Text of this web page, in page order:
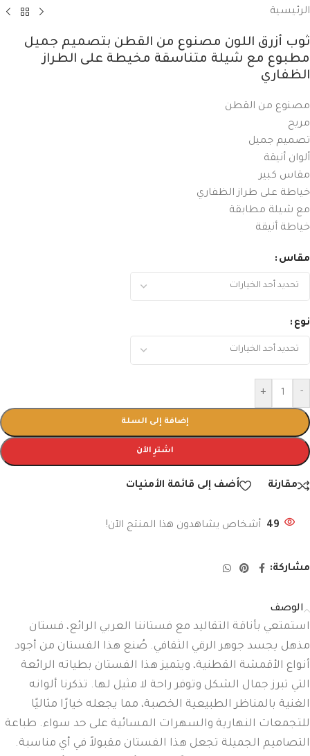
الرئيسية
ثوب أزرق اللون مصنوع من القطن بتصميم جميل
مطبوع مع شيلة متناسقة مخيطة على الطراز
الظفاري
مصنوع من القطن
مريح
تصميم جميل
ألوان أنيقة
مقاس كبير
خياطة على طراز الظفاري
مع شيلة مطابقة
خياطة أنيقة
مقاس
نوع
-
+
إضافة إلى السلة
اشترِ الآن
مقارنة أضف إلى قائمة الأمنيات
49 أشخاص يشاهدون هذا المنتج الآن!
مشاركة:
الوصف
استمتعي بأناقة التقاليد مع فستاننا العربي الرائع، فستان
مذهل يجسد جوهر الرقي الثقافي. صُنع هذا الفستان من أجود
أنواع الأقمشة القطنية، ويتميز هذا الفستان بطياته الرائعة
التي تبرز جمال الشكل وتوفر راحة لا مثيل لها. تذكرنا ألوانه
الغنية بالمناظر الطبيعية الخصبة، مما يجعله خيارًا مثاليًا
للتجمعات النهارية والسهرات المسائية على حد سواء. طباعة
التصاميم الجميلة تجعل هذا الفستان مقبولاً في أي مناسبة.